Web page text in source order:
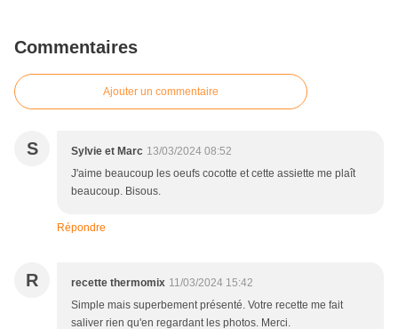
Commentaires
Ajouter un commentaire
S Sylvie et Marc 13/03/2024 08:52
J'aime beaucoup les oeufs cocotte et cette assiette me plaît
beaucoup. Bisous.
Répondre
R recette thermomix 11/03/2024 15:42
Simple mais superbement présenté. Votre recette me fait
saliver rien qu'en regardant les photos. Merci.